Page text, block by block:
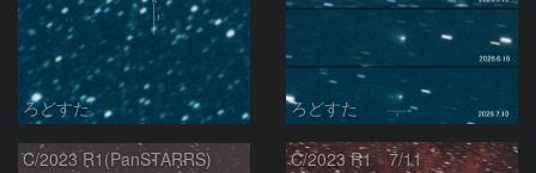
ろどすた ろどすた
C/2023 R1(PanSTARRS) C/2023 R1 7/11